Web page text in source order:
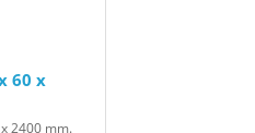
60 x
x 2400 mm.